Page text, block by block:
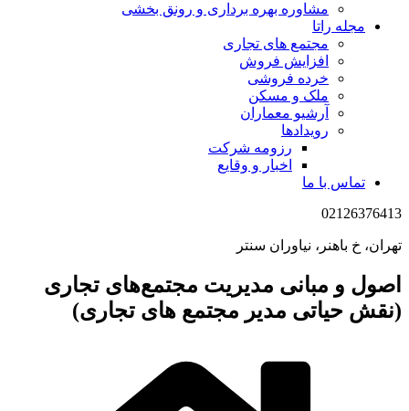
مشاوره بهره برداری و رونق بخشی
مجله راتا
مجتمع های تجاری
افزایش فروش
خرده فروشی
ملک و مسکن
آرشیو معماران
رویدادها
رزومه شرکت
اخبار و وقایع
تماس با ما
02126376413
تهران، خ باهنر، نیاوران سنتر
اصول و مبانی مدیریت مجتمع‌های تجاری
(نقش حیاتی مدیر مجتمع های تجاری)